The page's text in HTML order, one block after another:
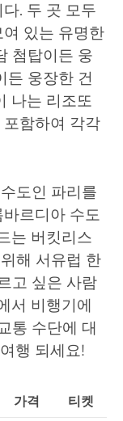
. 두 곳 모두
있는 유명한
첨탑이든 웅
든 웅장한 건
나는 리조또
함하여 각각
도인 파리를
르디아 수도
는 버킷리스
해 서유럽 한
고 싶은 사람
서 비행기에
통 수단에 대
행 되세요!
가격 티켓